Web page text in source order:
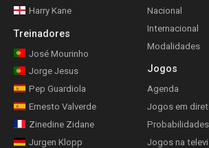
Harry Kane
Treinadores
José Mourinho
Jorge Jesus
Pep Guardiola
Ernesto Valverde
Zinedine Zidane
Jurgen Klopp
Nacional
Internacional
Modalidades
Jogos
Agenda
Jogos em
Probabilidades
Jogos na